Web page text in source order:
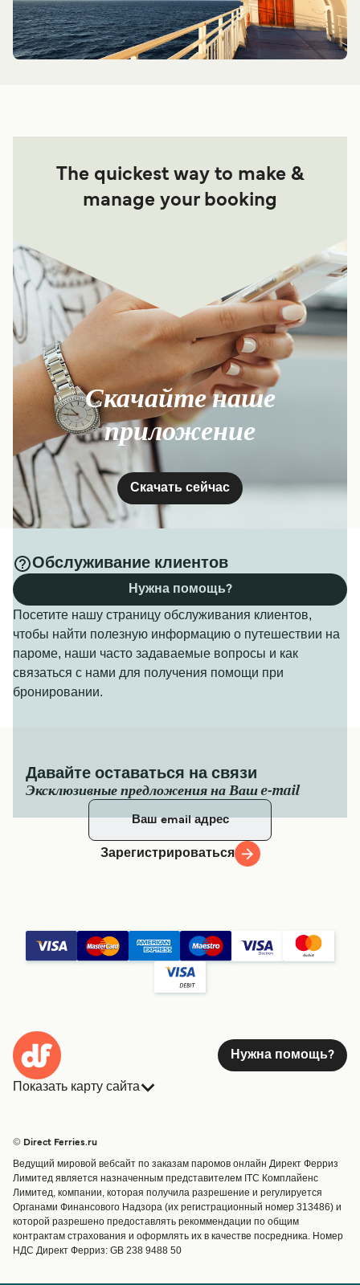
The quickest way to make &
manage your booking
Скачайте наше
приложение
Скачать сейчас
Обслуживание клиентов
Посетите нашу страницу обслуживания клиентов,
чтобы найти полезную информацию о путешествии на
пароме, наши часто задаваемые вопросы и как
связаться с нами для получения помощи при
бронировании.
Нужна помощь?
Давайте оставаться на связи
Эксклюзивные предложения на Ваш e-mail
Зарегистрироваться
Нужна помощь?
Показать карту сайта
Страны
Обслуживание клиентов
Операторы
Маршруты и порты
Special Offers
Предлагает
Паромные билеты
Грузоперевозки
© Direct Ferries.ru
Ведущий мировой вебсайт по заказам паромов онлайн Директ Ферриз
Лимитед является назначенным представителем ITC Комплайенс
Лимитед, компании, которая получила разрешение и регулируется
Органами Финансового Надзора (их регистрационный номер 313486) и
которой разрешено предоставлять рекоммендации по общим
контрактам страхования и оформлять их в качестве посредника. Номер
НДС Директ Ферриз: GB 238 9488 50